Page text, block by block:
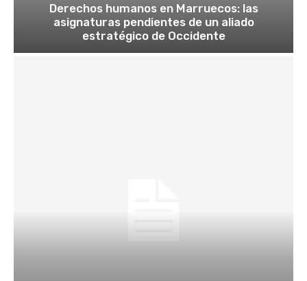
Derechos humanos en Marruecos: las
asignaturas pendientes de un aliado
estratégico de Occidente